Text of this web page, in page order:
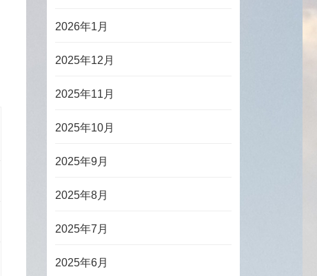
2026年1月
2025年12月
2025年11月
2025年10月
2025年9月
2025年8月
2025年7月
2025年6月